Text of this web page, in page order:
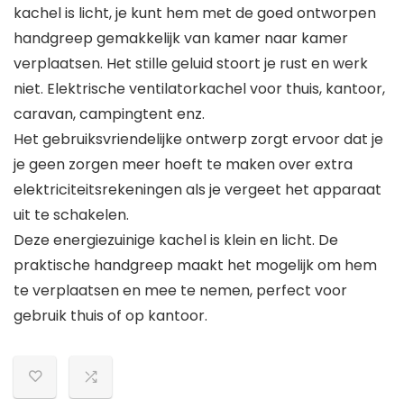
kachel is licht, je kunt hem met de goed ontworpen
handgreep gemakkelijk van kamer naar kamer
verplaatsen. Het stille geluid stoort je rust en werk
niet. Elektrische ventilatorkachel voor thuis, kantoor,
caravan, campingtent enz.
Het gebruiksvriendelijke ontwerp zorgt ervoor dat je
je geen zorgen meer hoeft te maken over extra
elektriciteitsrekeningen als je vergeet het apparaat
uit te schakelen.
Deze energiezuinige kachel is klein en licht. De
praktische handgreep maakt het mogelijk om hem
te verplaatsen en mee te nemen, perfect voor
gebruik thuis of op kantoor.